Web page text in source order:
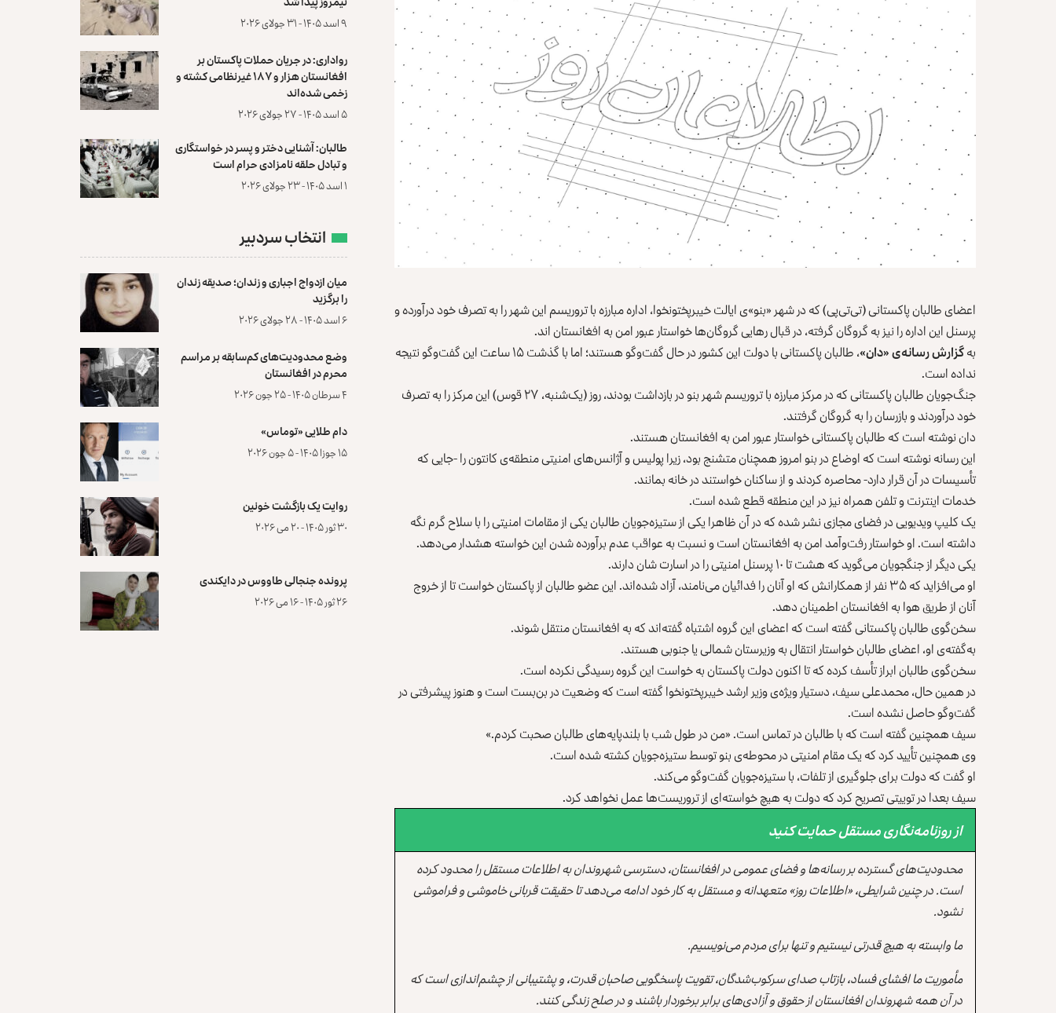
اعضای طالبان پاکستانی (تی‌تی‌پی) که در شهر «بنو»ی ایالت خیبرپختونخوا، اداره مبارزه با تروریسم این شهر را به تصرف خود درآورده و
پرسنل این اداره را نیز به گروگان گرفته، در قبال رهایی گروگان‌‌ها خواستار عبور امن به افغانستان اند.
بهگزارش رسانه‌ی «دان»
، طالبان پاکستانی با دولت این کشور در حال گفت‌وگو هستند؛ اما با گذشت ۱۵ ساعت این گفت‌وگو نتیجه
نداده است.
جنگ‌جویان طالبان پاکستانی که در مرکز مبارزه با تروریسم شهر بنو در بازداشت بودند، روز (یک‌شنبه، ۲۷ قوس) این مرکز را به تصرف
خود درآوردند و بازرسان را به گروگان گرفتند.
دان نوشته است که طالبان پاکستانی خواستار عبور امن به افغانستان هستند.
این رسانه نوشته است که اوضاع در بنو امروز همچنان متشنج بود، زیرا پولیس و آژانس‌های امنیتی منطقه‌ی کانتون را -جایی که
تأسیسات در آن قرار دارد- محاصره کردند و از ساکنان خواستند در خانه بمانند.
خدمات اینترنت و تلفن همراه نیز در این منطقه قطع شده است.
یک کلیپ ویدیویی در فضای مجازی نشر شده که در آن ظاهرا یکی از ستیزه‌جویان طالبان یکی از مقامات امنیتی را با سلاح گرم نگه
داشته است. او خواستار رفت‌وآمد امن به افغانستان است و نسبت به عواقب عدم برآورده شدن این خواسته هشدار می‌دهد.
یکی دیگر از جنگ‎جویان می‌گوید که هشت تا ۱۰ پرسنل امنیتی را در اسارت شان دارند.
او می‌افزاید که ۳۵ نفر از همکارانش که او آنان را فدائیان می‌نامند، آزاد شده‌اند. این عضو طالبان از پاکستان خواست تا از خروج
آنان از طریق هوا به افغانستان اطمینان دهد.
سخن‌گوی طالبان پاکستانی گفته است که اعضای این گروه اشتباه گفته‌اند که به افغانستان منتقل شوند.
به‌گفته‌ی او، اعضای طالبان خواستار انتقال به وزیرستان شمالی یا جنوبی هستند.
سخن‌گوی طالبان ابراز تأسف کرده که تا اکنون دولت پاکستان به خواست این گروه رسیدگی نکرده است.
در همین حال، محمدعلی سیف، دستیار ویژه‌ی وزیر ارشد خیبرپختونخوا گفته است که وضعیت در بن‌بست است و هنوز پیشرفتی در
گفت‌وگو حاصل نشده است.
سیف همچنین گفته است که با طالبان در تماس است. «من در طول شب با بلندپایه‌های طالبان صحبت کردم.»
وی همچنین تأیید کرد که یک مقام امنیتی در محوطه‌ی بنو توسط ستیزه‌جویان کشته شده است.
او گفت که دولت برای جلوگیری از تلفات، با ستیزه‌جویان گفت‌وگو می‌کند.
سیف بعدا در توییتی تصریح کرد که دولت به هیچ خواسته‌ای از تروریست‌ها عمل نخواهد کرد.
از روزنامه‌نگاری مستقل حمایت کنید
محدودیت‌های گسترده بر رسانه‌ها و فضای عمومی در افغانستان، دسترسی شهروندان به اطلاعات مستقل را محدود کرده
است. در چنین شرایطی، «اطلاعات روز» متعهدانه و مستقل به کار خود ادامه می‌دهد تا حقیقت قربانی خاموشی و فراموشی
نشود.
ما وابسته به هیچ قدرتی نیستیم و تنها برای مردم می‌نویسیم.
مأموریت ما افشای فساد، بازتاب صدای سرکوب‌شدگان، تقویت پاسخگویی صاحبان قدرت، و پشتیبانی از چشم‌اندازی است که
در آن همه شهروندان افغانستان از حقوق و آزادی‌های برابر برخوردار باشند و در صلح زندگی کنند.
۹ اسد ۱۴۰۵ - ۳۱ جولای ۲۰۲۶
رواداری: در جریان حملات پاکستان بر
افغانستان هزار و ۱۸۷ غیرنظامی کشته و
زخمی شده‌اند
۵ اسد ۱۴۰۵ - ۲۷ جولای ۲۰۲۶
طالبان: آشنایی دختر و پسر در خواستگاری
و تبادل حلقه نامزادی حرام است
۱ اسد ۱۴۰۵ - ۲۳ جولای ۲۰۲۶
انتخاب سردبیر
میان ازدواج اجباری و زندان؛ صدیقه زندان
را برگزید
۶ اسد ۱۴۰۵ - ۲۸ جولای ۲۰۲۶
وضع محدودیت‌های کم‌سابقه بر مراسم
محرم در افغانستان
۴ سرطان ۱۴۰۵ - ۲۵ جون ۲۰۲۶
دام طلایی «توماس»
۱۵ جوزا ۱۴۰۵ - ۵ جون ۲۰۲۶
روایت یک بازگشت خونین
۳۰ ثور ۱۴۰۵ - ۲۰ می ۲۰۲۶
پرونده‌ جنجالی طاووس در دایکندی
۲۶ ثور ۱۴۰۵ - ۱۶ می ۲۰۲۶